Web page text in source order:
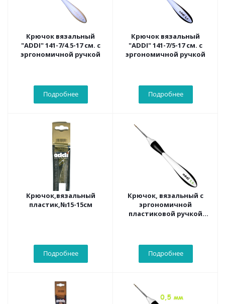
Крючок вязальный
"ADDI" 141-7/4.5-17 см. с
эргономичной ручкой
Подробнее
Крючок вязальный
"ADDI" 141-7/5-17 см. с
эргономичной ручкой
Подробнее
Крючок,вязальный
пластик,№15-15см
Подробнее
Крючок, вязальный с
эргономичной
пластиковой ручкой
Подробнее